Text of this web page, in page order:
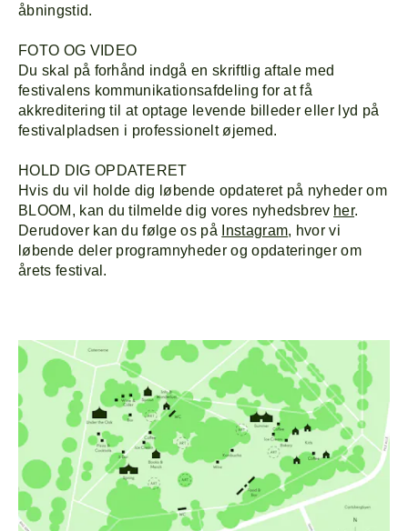
åbningstid.
FOTO OG VIDEO
Du skal på forhånd indgå en skriftlig aftale med
festivalens kommunikationsafdeling for at få
akkreditering til at optage levende billeder eller lyd på
festivalpladsen i professionelt øjemed.
HOLD DIG OPDATERET
Hvis du vil holde dig løbende opdateret på nyheder om
BLOOM, kan du tilmelde dig vores nyhedsbrev her.
Derudover kan du følge os på
Instagram, hvor vi
løbende deler programnyheder og opdateringer om
årets festival.